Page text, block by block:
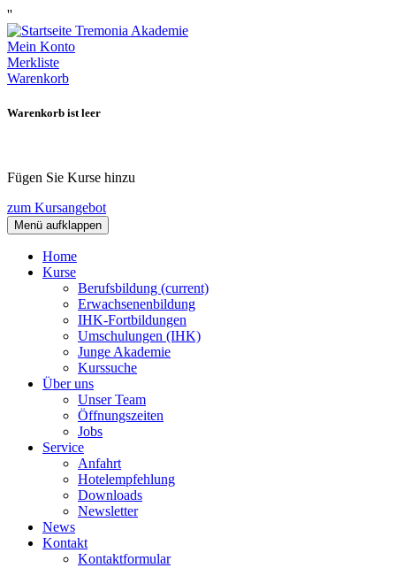
''
Mein Konto
Merkliste
Warenkorb
Warenkorb ist leer
Fügen Sie Kurse hinzu
zum Kursangebot
Menü aufklappen
Home
Kurse
Berufsbildung (current)
Erwachsenenbildung
IHK-Fortbildungen
Umschulungen (IHK)
Junge Akademie
Kurssuche
Über uns
Unser Team
Öffnungszeiten
Jobs
Service
Anfahrt
Hotelempfehlung
Downloads
Newsletter
News
Kontakt
Kontaktformular